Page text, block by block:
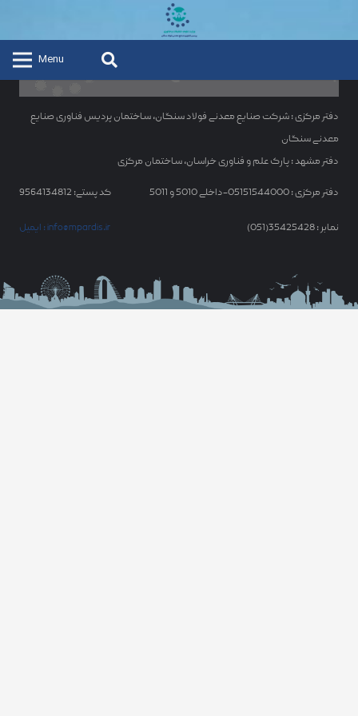
Menu
دفتر مرکزی : شرکت صنایع معدنی فولاد سنگان، ساختمان پردیس فناوری صنایع
معدنی سنگان
دفتر مشهد : پارک علم و فناوری خراسان، ساختمان مرکزی
کد پستی: 9564134812 دفتر مرکزی : 05151544000-داخلی 5010 و 5011
ایمیل : info@mpardis.ir نمابر : 35425428(051)